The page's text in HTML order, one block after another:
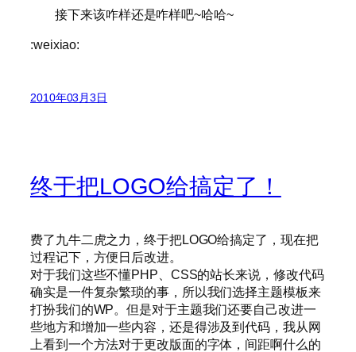
接下来该咋样还是咋样吧~哈哈~
:weixiao:
2010年03月3日
终于把LOGO给搞定了！
费了九牛二虎之力，终于把LOGO给搞定了，现在把
过程记下，方便日后改进。
对于我们这些不懂PHP、CSS的站长来说，修改代码
确实是一件复杂繁琐的事，所以我们选择主题模板来
打扮我们的WP。但是对于主题我们还要自己改进一
些地方和增加一些内容，还是得涉及到代码，我从网
上看到一个方法对于更改版面的字体，间距啊什么的